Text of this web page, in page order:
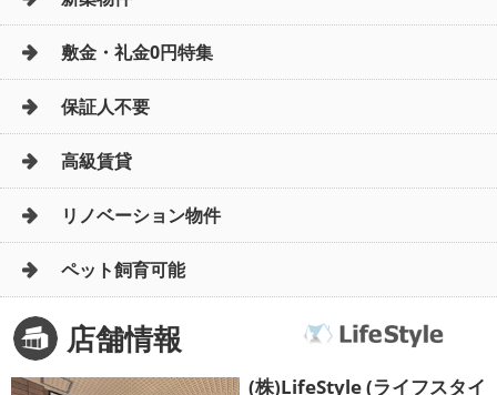
敷金・礼金0円特集
保証人不要
高級賃貸
リノベーション物件
ペット飼育可能
店舗情報
(株)LifeStyle (ライフスタイ